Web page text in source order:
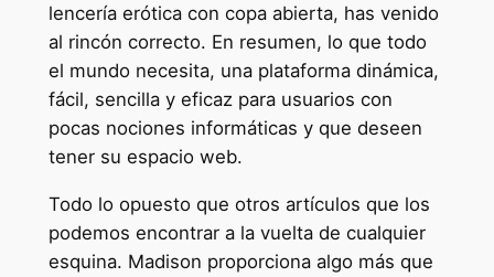
lencería erótica con copa abierta, has venido
al rincón correcto. En resumen, lo que todo
el mundo necesita, una plataforma dinámica,
fácil, sencilla y eficaz para usuarios con
pocas nociones informáticas y que deseen
tener su espacio web.
Todo lo opuesto que otros artículos que los
podemos encontrar a la vuelta de cualquier
esquina. Madison proporciona algo más que